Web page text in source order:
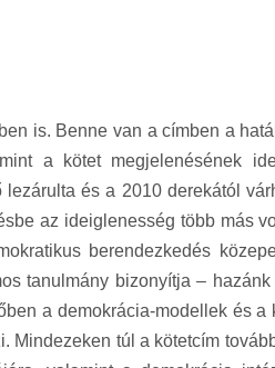
is. Benne van a címben a
a kötet megjelenésének
és a 2010 derekától
az ideiglenesség több más
berendezkedés
tanulmány bizonyítja – hazánk
a demokrácia-modellek és a
Mindezeken túl a kötetcím